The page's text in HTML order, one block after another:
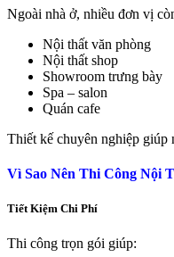
Ngoài nhà ở, nhiều đơn vị
Nội thất văn phòng
Nội thất shop
Showroom trưng bày
Spa – salon
Quán cafe
Thiết kế chuyên nghiệp giúp
Vì Sao Nên Thi Công Nội
Tiết Kiệm Chi Phí
Thi công trọn gói giúp: